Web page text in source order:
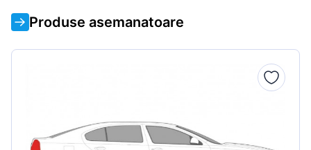
Produse asemanatoare